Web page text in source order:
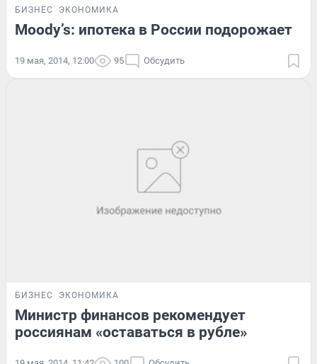
БИЗНЕС ЭКОНОМИКА
Moody’s: ипотека в России подорожает
19 мая, 2014, 12:00 95 Обсудить
БИЗНЕС ЭКОНОМИКА
Министр финансов рекомендует
россиянам «оставаться в рубле»